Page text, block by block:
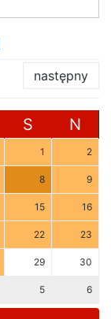
następny
S N
1 2
8 9
15 16
22 23
29 30
5 6